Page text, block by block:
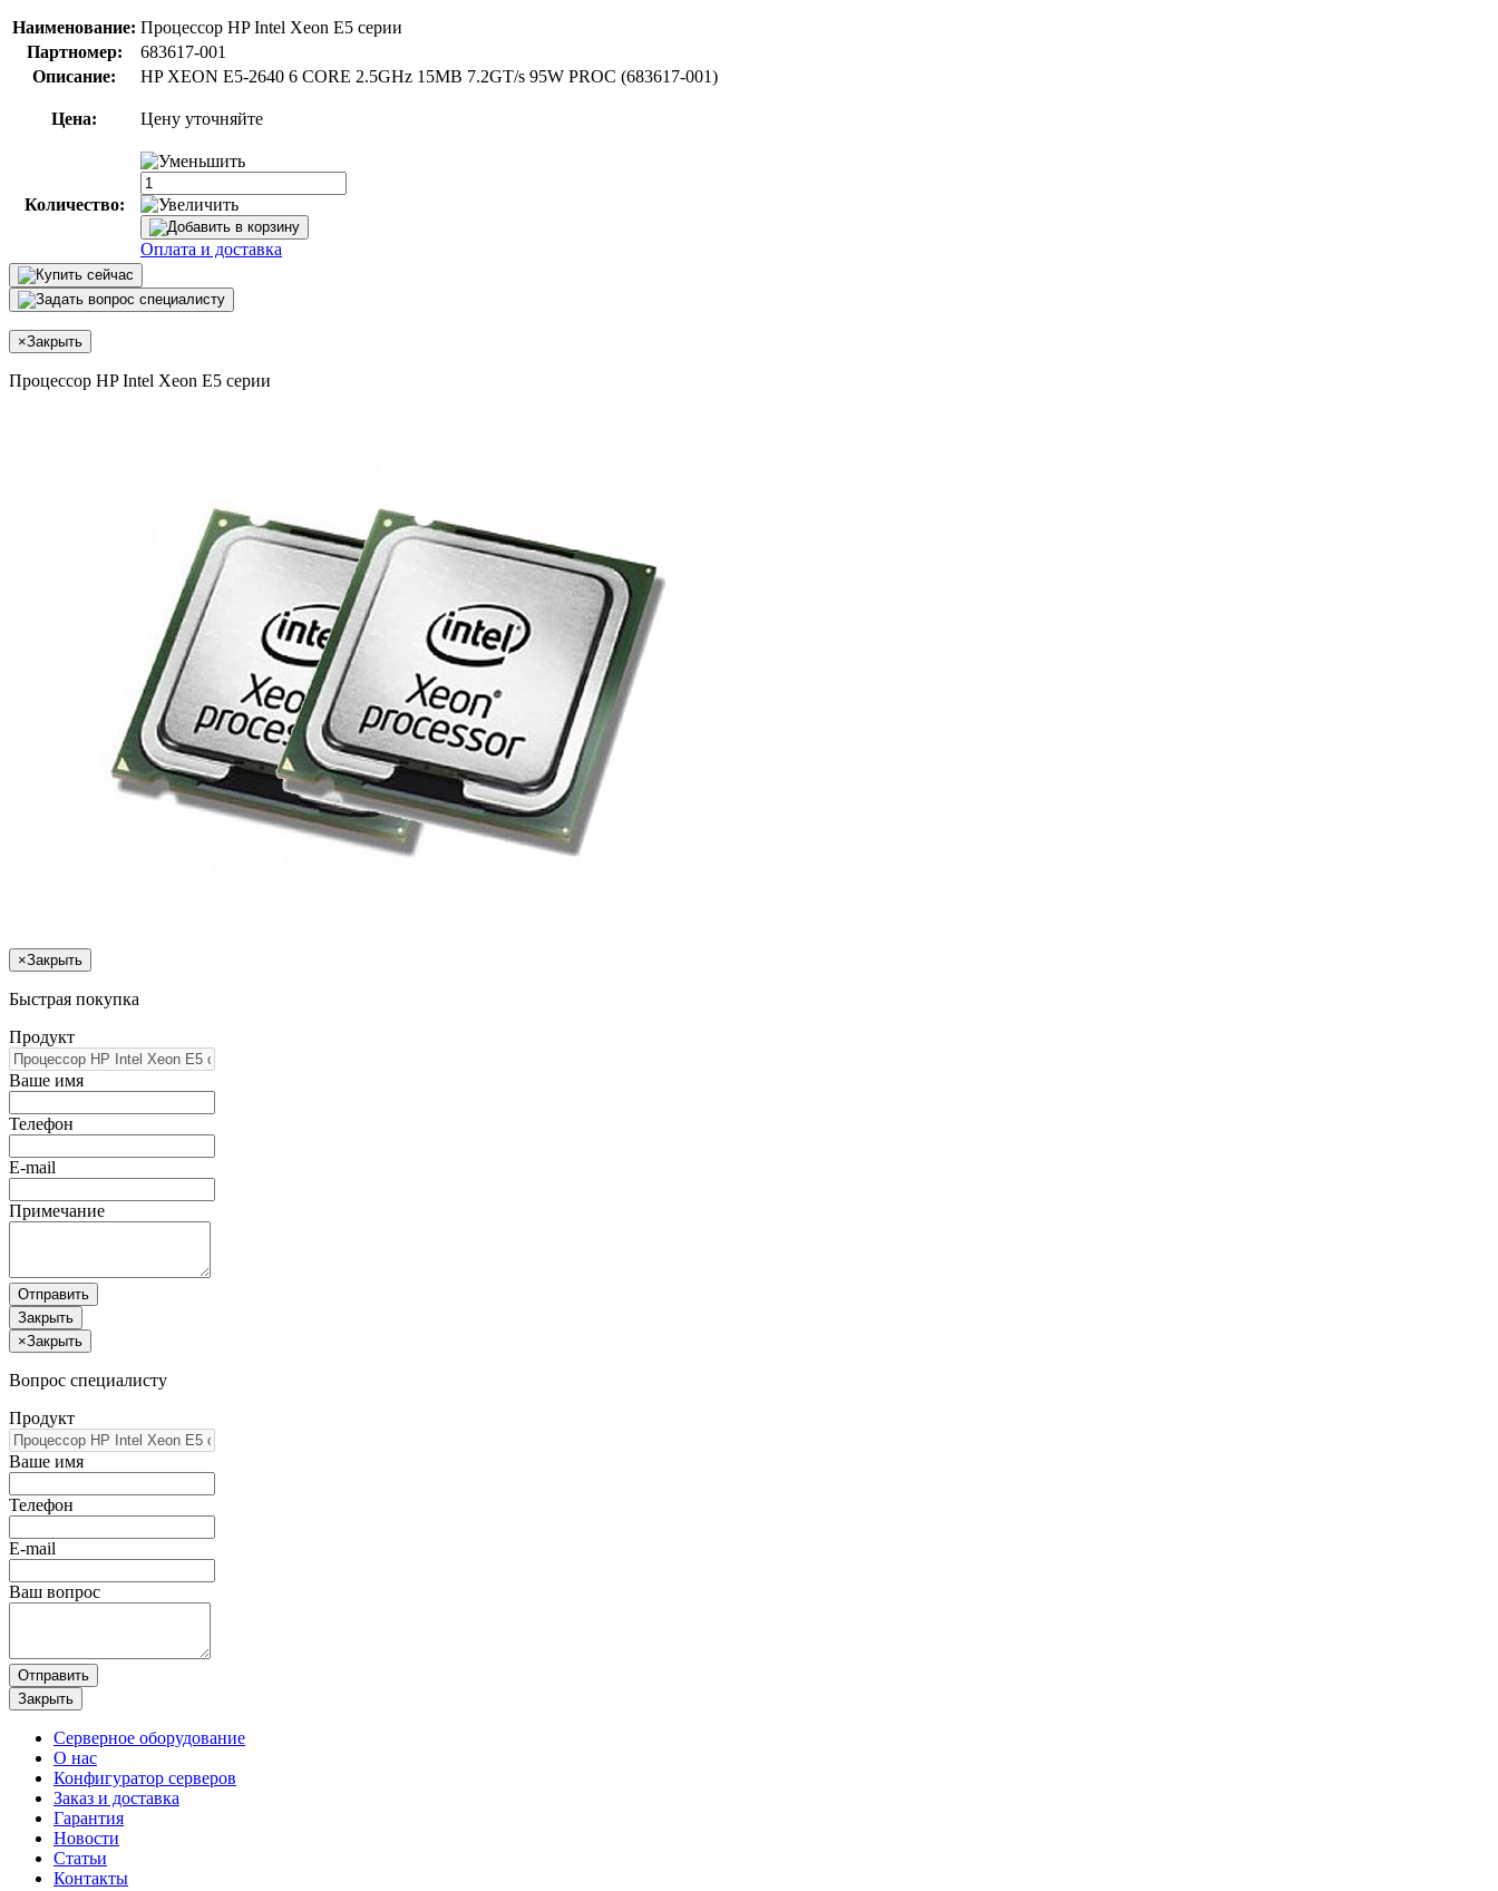
Наименование: Процессор HP Intel Xeon E5 серии
Партномер:
683617-001
Описание:
HP XEON E5-2640 6 CORE 2.5GHz 15MB 7.2GT/s 95W PROC (683617-001)
Цена: Цену уточняйте
Количество:
Оплата и доставка
×Закрыть
Процессор HP Intel Xeon E5 серии
×Закрыть
Быстрая покупка
Продукт
Ваше имя
Телефон
E-mail
Примечание
Отправить
Закрыть
×Закрыть
Вопрос специалисту
Продукт
Ваше имя
Телефон
E-mail
Ваш вопрос
Отправить
Закрыть
Серверное оборудование
О нас
Конфигуратор серверов
Заказ и доставка
Гарантия
Новости
Статьи
Контакты